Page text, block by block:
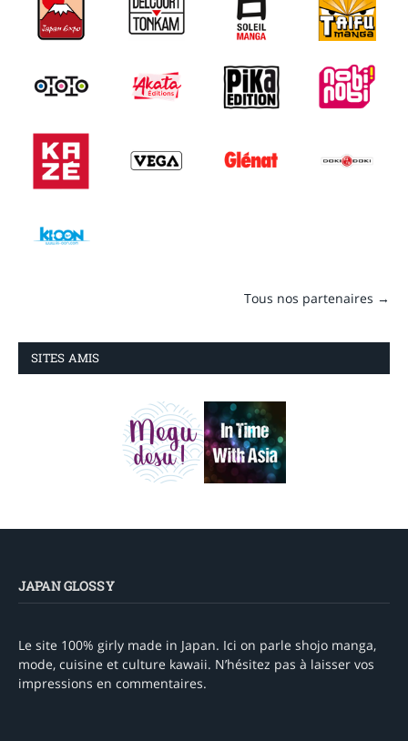
Tous nos partenaires →
SITES AMIS
JAPAN GLOSSY
Le site 100% girly made in Japan. Ici on parle shojo manga,
mode, cuisine et culture kawaii. N’hésitez pas à laisser vos
impressions en commentaires.